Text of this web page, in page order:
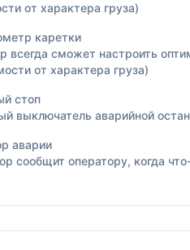
от характера груза)
каретки
всегда сможет настроить
от характера груза)
стоп
выключатель аварийной
аварии
сообщит оператору, когда